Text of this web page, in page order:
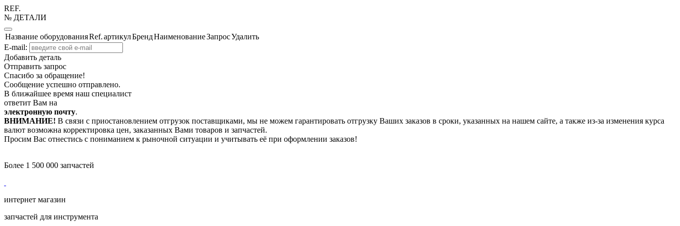
REF.
№ ДЕТАЛИ
Название оборудованияRef.артикулБрендНаименованиеЗапросУдалить
E-mail:
Добавить деталь
Отправить запрос
Спасибо за обращение!
Сообщение успешно отправлено.
В ближайшее время наш специалист
ответит Вам на
электронную почту.
ВНИМАНИЕ! В связи с приостановлением отгрузок поставщиками, мы не можем гарантировать отгрузку Ваших заказов в сроки, указанных на нашем сайте, а также из-за изменения курса
валют возможна корректировка цен, заказанных Вами товаров и запчастей.
Просим Вас отнестись с пониманием к рыночной ситуации и учитывать её при оформлении заказов!
Более 1 500 000 запчастей
интернет магазин
запчастей для инструмента